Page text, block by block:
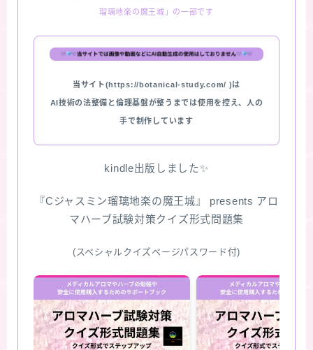
瑠璃地楽の魔王城」の一部です
当サイト(https://botanical-study.com/ )は
AI技術の法整備と倫理基盤が整うまでは使用を控え、人の
手で制作しています
kindle出版しました✨
『Cジャスミン瑠璃地楽の魔王城』 presents アロ
マハーブ試験対策クイズ形式問題集
(スペシャルクイズページパスワード付)